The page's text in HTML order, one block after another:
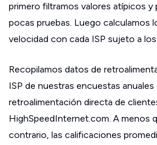
primero filtramos valores atípicos
pocas pruebas. Luego calculamos
velocidad con cada ISP sujeto a
Recopilamos datos de
ISP de nuestras encuestas anuales
retroalimentación directa de
HighSpeedInternet.com. A menos
contrario, las calificaciones